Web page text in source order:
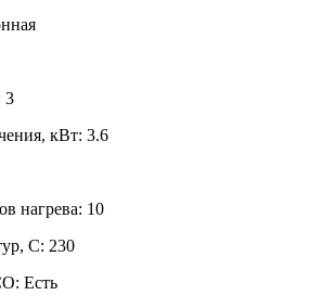
3
кВт: 3.6
нагрева: 10
C: 230
Есть